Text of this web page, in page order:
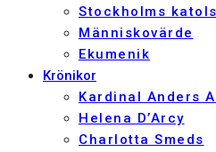
Stockholms
Människovärde
Ekumenik
Krönikor
Kardinal Anders
Helena D’Arcy
Charlotta Smeds